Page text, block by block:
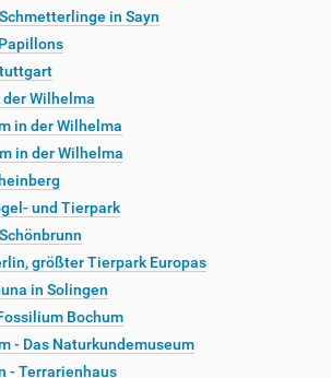
in Sayn
Wilhelma
in der Wilhelma
in der Wilhelma
und Tierpark
größter Tierpark Europas
in Solingen
Bochum
- Das Naturkundemuseum
- Terrarienhaus